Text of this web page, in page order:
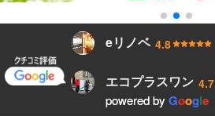
eリノベ 4.8
powered by Google
エコプラスワン 4.7
powered by Google